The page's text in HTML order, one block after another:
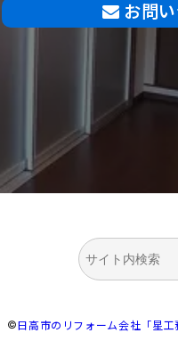
お問
検
索
©日高市のリフォーム会社「星工